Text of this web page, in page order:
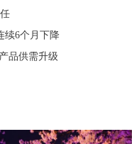
续6个月下降
品供需升级